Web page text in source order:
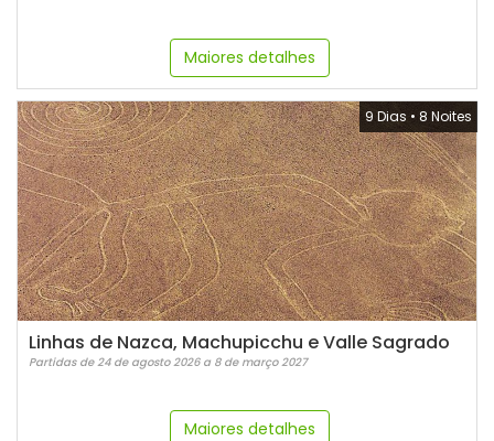
Maiores detalhes
9 Dias • 8 Noites
Linhas de Nazca, Machupicchu e Valle Sagrado
Partidas de 24 de agosto 2026 a 8 de março 2027
Maiores detalhes